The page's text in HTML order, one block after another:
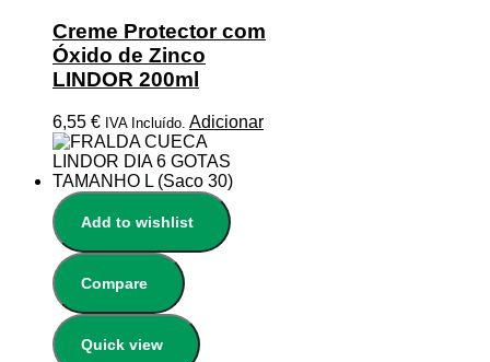
Creme Protector com
Óxido de Zinco
LINDOR 200ml
6,55 € IVA Incluído. Adicionar
Add to wishlist
Compare
Quick view